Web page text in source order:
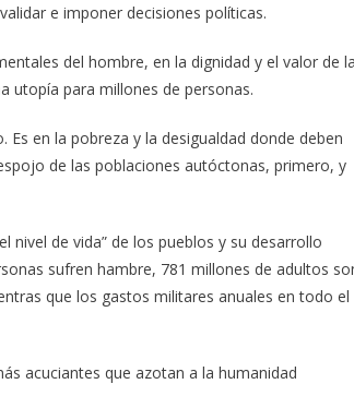
e imponer decisiones políticas.
del hombre, en la dignidad y el valor de
utopía para millones de personas.
en la pobreza y la desigualdad donde deben
de las poblaciones autóctonas, primero, y
nivel de vida” de los pueblos y su desarrollo
sufren hambre, 781 millones de adultos
que los gastos militares anuales en todo el
acuciantes que azotan a la humanidad